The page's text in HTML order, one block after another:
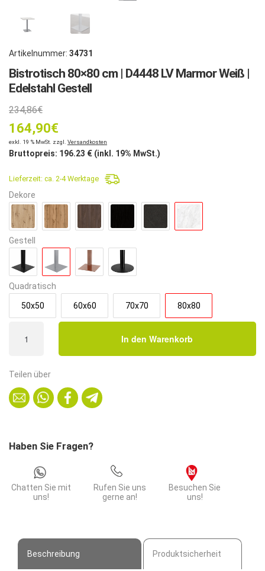
Artikelnummer: 34731
Bistrotisch 80×80 cm | D4448 LV Marmor Weiß |
Edelstahl Gestell
234,86€Ursprünglicher
Preis
war:
234,86€
164,90€
Aktueller
Preis
ist:
164,90€.
exkl. 19 % MwSt. zzgl. Versandkosten
Bruttopreis: 196.23 € (inkl. 19% MwSt.)
Lieferzeit: ca. 2-4 Werktage
Dekore
Gestell
Quadratisch
50x50 60x60 70x70 80x80
80x80
|
LV
Marmor
Edelstahl
Menge
In den Warenkorb
Teilen über
Haben Sie Fragen?
Chatten Sie mit
uns!
Rufen Sie uns
gerne an!
Besuchen Sie
uns!
Beschreibung Produktsicherheit